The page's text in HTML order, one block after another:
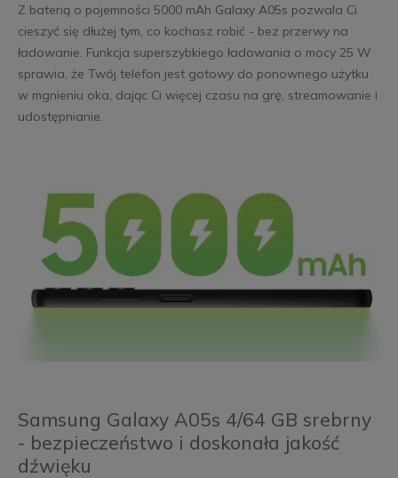
Z baterią o pojemności 5000 mAh Galaxy A05s pozwala Ci
cieszyć się dłużej tym, co kochasz robić - bez przerwy na
ładowanie. Funkcja superszybkiego ładowania o mocy 25 W
sprawia, że Twój telefon jest gotowy do ponownego użytku
w mgnieniu oka, dając Ci więcej czasu na grę, streamowanie i
udostępnianie.
Samsung Galaxy A05s 4/64 GB srebrny
- bezpieczeństwo i doskonała jakość
dźwięku